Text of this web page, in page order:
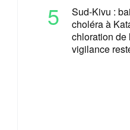
5
Sud-Kivu :
choléra à
chloration de
vigilance